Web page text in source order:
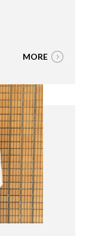
MORE